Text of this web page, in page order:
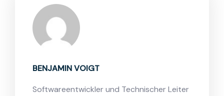
BENJAMIN VOIGT
Softwareentwickler und Technischer Leiter